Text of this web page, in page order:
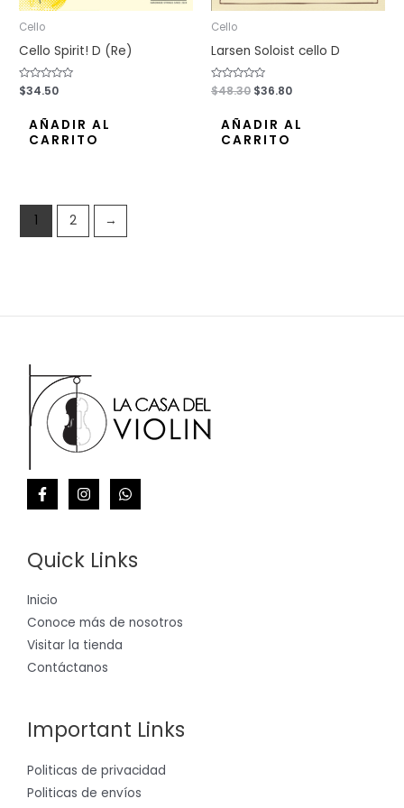
Cello
Cello Spirit! D (Re)
Valorado
con
$34.50
AÑADIR AL
CARRITO
Cello
Larsen Soloist cello D
Valorado
con
$48.30 $36.80
AÑADIR AL
CARRITO
1 2 →
Quick Links
Inicio
Conoce más de nosotros
Visitar la tienda
Contáctanos
Important Links
Politicas de privacidad
Politicas de envíos